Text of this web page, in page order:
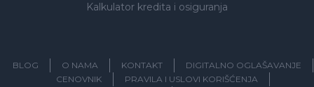
Kalkulator kredita i osiguranja
BLOG O NAMA KONTAKT
DIGITALNO OGLAŠAVANJE
CENOVNIK
PRAVILA I USLOVI KORIŠĆENJA